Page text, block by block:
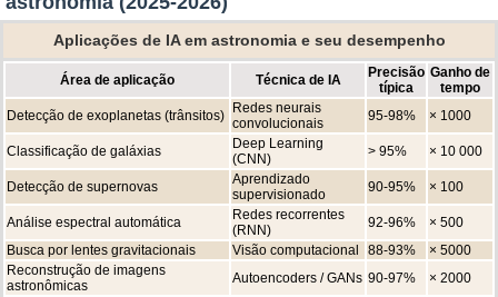
Aplicações de IA em astronomia e seu desempenho
Área de aplicação Técnica de IA
Precisão
típica
Ganho de
tempo
Detecção de exoplanetas (trânsitos)
Redes neurais
convolucionais
95-98% × 1000
Classificação de galáxias
Deep Learning
(CNN)
> 95% × 10 000
Detecção de supernovas
Aprendizado
supervisionado
90-95% × 100
Análise espectral automática
Redes recorrentes
(RNN)
92-96%
× 500
Busca por lentes gravitacionais
Visão computacional 88-93%
× 5000
Reconstrução de imagens
astronômicas
Autoencoders / GANs 90-97%
× 2000